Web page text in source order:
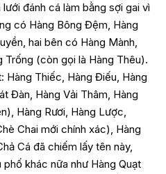
đánh cá làm bằng sợi gai vì
có Hàng Bông Đệm, Hàng
hai bên có Hàng Mành,
Trống (còn gọi là Hàng Thêu).
Hàng Thiếc, Hàng Điếu, Hàng
Đàn, Hàng Vải Thâm, Hàng
Hàng Rươi, Hàng Lược,
Chai mới chính xác), Hàng
Cá đã chiếm lấy tên này,
khác nữa như Hàng Quạt